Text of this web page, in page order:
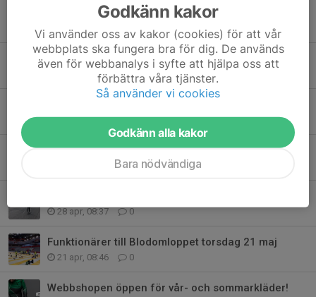
Rullskidsträning
5 aug, 12:00
Springskyttetävling i Sya den 30 augusti!
29 jun, 16:47 0
9 jun, 13:00 0
Underhåll och utveckling av anläggningen
0
28 apr, 08:37 0
Funktionärer till Blodomloppet torsdag 21 maj
21 apr, 08:46 0
Webbshopen öppen för vår- och sommarkläder!
Godkänn kakor
Vi använder oss av kakor (cookies) för att vår
webbplats ska fungera bra för dig. De används
även för webbanalys i syfte att hjälpa oss att
förbättra våra tjänster.
Så använder vi cookies
Godkänn alla kakor
Bara nödvändiga